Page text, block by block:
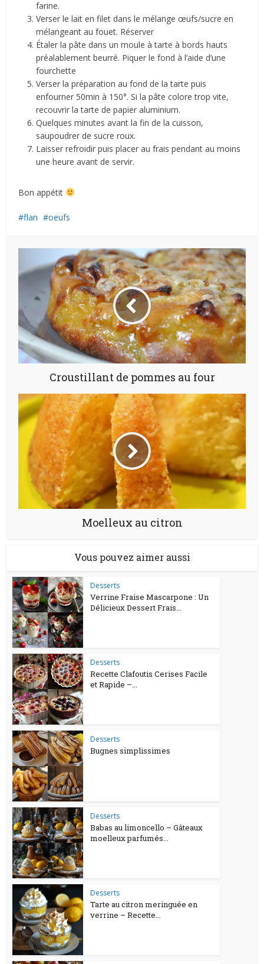
farine.
Verser le lait en filet dans le mélange œufs/sucre en
mélangeant au fouet. Réserver
Étaler la pâte dans un moule à tarte à bords hauts
préalablement beurré. Piquer le fond à l’aide d’une
fourchette
Verser la préparation au fond de la tarte puis
enfourner 50min à 150°. Si la pâte colore trop vite,
recouvrir la tarte de papier aluminium.
Quelques minutes avant la fin de la cuisson,
saupoudrer de sucre roux.
Laisser refroidir puis placer au frais pendant au moins
une heure avant de servir.
Bon appétit
flan oeufs
Croustillant de pommes au four
Moelleux au citron
Vous pouvez aimer aussi
Desserts
Verrine Fraise Mascarpone : Un
Délicieux Dessert Frais...
Desserts
Recette Clafoutis Cerises Facile
et Rapide –...
Desserts
Bugnes simplissimes
Desserts
Babas au limoncello – Gâteaux
moelleux parfumés...
Desserts
Tarte au citron meringuée en
verrine – Recette...